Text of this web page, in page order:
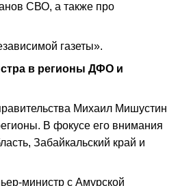
СВО, а также про
газеты».
в регионы ДФО и
Михаил Мишустин
В фокусе его внимания
Забайкальский край и
министр с Амурской